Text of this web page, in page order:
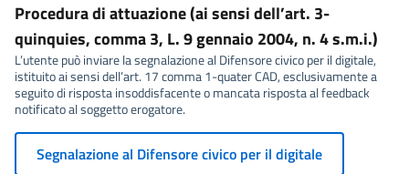
Procedura di attuazione (ai sensi dell’art. 3-
quinquies, comma 3, L. 9 gennaio 2004, n. 4 s.m.i.)
L’utente può inviare la segnalazione al Difensore civico per il digitale,
istituito ai sensi dell’art. 17 comma 1-quater CAD, esclusivamente a
seguito di risposta insoddisfacente o mancata risposta al feedback
notificato al soggetto erogatore.
Segnalazione al Difensore civico per il digitale